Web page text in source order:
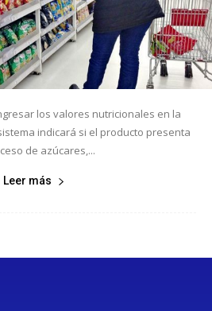
los valores nutricionales en la
indicará si el producto presenta
de azúcares,...
Leer más